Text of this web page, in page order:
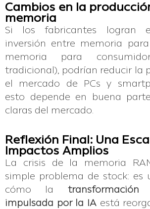
Cambios en la
memoria
Si los fabricantes logran
inversión entre memoria
memoria para
tradicional), podrían reducir la
el mercado de PCs y
esto depende en buena
claras del mercado.
Reflexión Final: Una
Impactos Amplios
La crisis de la memoria
simple problema de stock: es
cómo la transformación
impulsada por la IA está